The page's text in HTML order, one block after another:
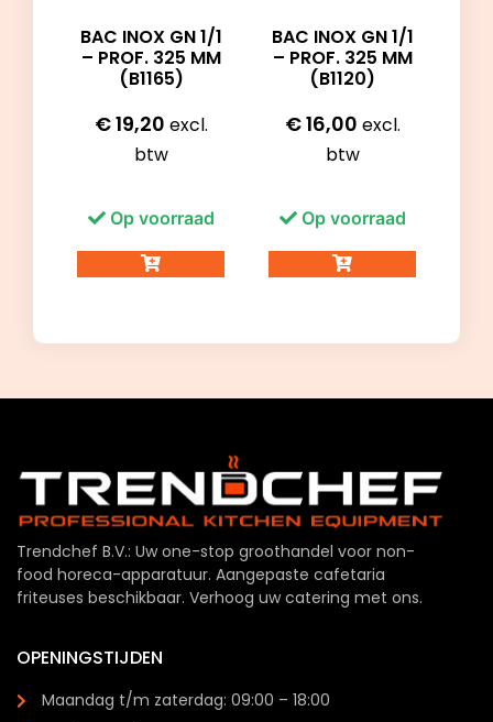
BAC INOX GN 1/1
– PROF. 325 MM
(B1165)
€19,20 excl.
btw
Op voorraad
BAC INOX GN 1/1
– PROF. 325 MM
(B1120)
€16,00 excl.
btw
Op voorraad
Trendchef B.V.: Uw one-stop groothandel voor non-
food horeca-apparatuur. Aangepaste cafetaria
friteuses beschikbaar. Verhoog uw catering met ons.
OPENINGSTIJDEN
Maandag t/m zaterdag: 09:00 – 18:00